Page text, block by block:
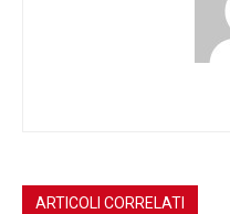
ARTICOLI CORRELATI